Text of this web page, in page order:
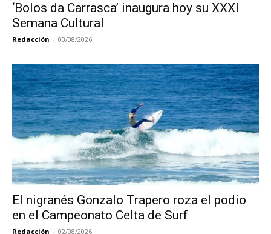
‘Bolos da Carrasca’ inaugura hoy su XXXI
Semana Cultural
Redacción - 03/08/2026
El nigranés Gonzalo Trapero roza el podio
en el Campeonato Celta de Surf
Redacción - 02/08/2026